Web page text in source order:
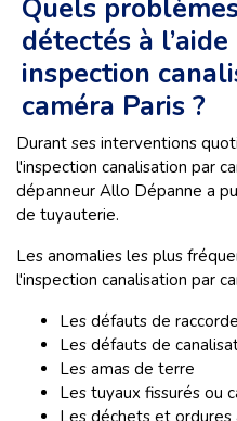
Quels
détectés à l’aide
inspection
caméra Paris ?
Durant ses interventions
l'inspection canalisation par
dépanneur Allo Dépanne a
de tuyauterie.
Les anomalies les plus
l'inspection canalisation par
Les défauts de
Les défauts de
Les amas de terre
Les tuyaux fissurés ou